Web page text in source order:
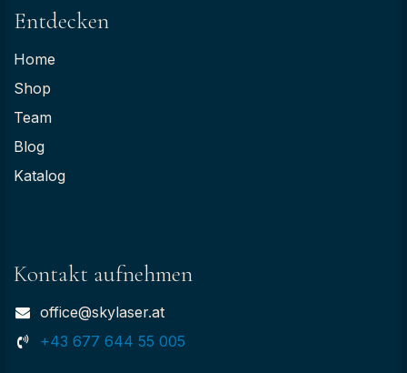
Entdecken
Home
Shop
Team
Blog
Katalog
Kontakt aufnehmen
office@skylaser.at
+43 677 644 55 005